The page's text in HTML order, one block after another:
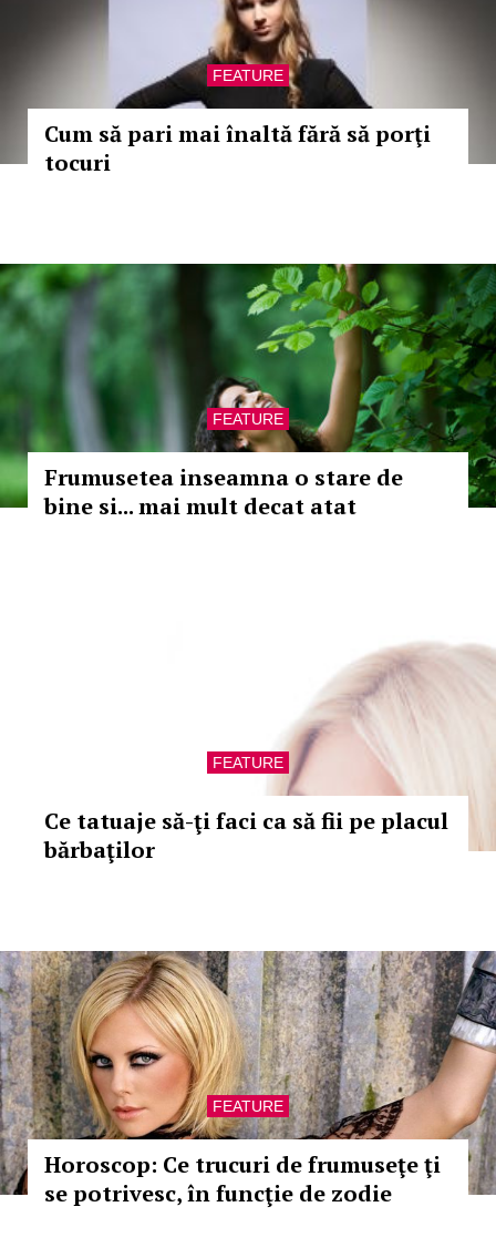
FEATURE
Cum să pari mai înaltă fără să porţi
tocuri
FEATURE
Frumusetea inseamna o stare de
bine si... mai mult decat atat
FEATURE
Ce tatuaje să-ţi faci ca să fii pe placul
bărbaţilor
FEATURE
Horoscop: Ce trucuri de frumuseţe ţi
se potrivesc, în funcţie de zodie